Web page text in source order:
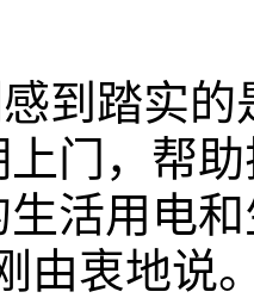
到踏实
上门，帮
活用电
由衷地说